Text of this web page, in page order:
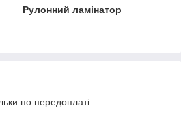
Рулонний ламінатор
по передоплаті.